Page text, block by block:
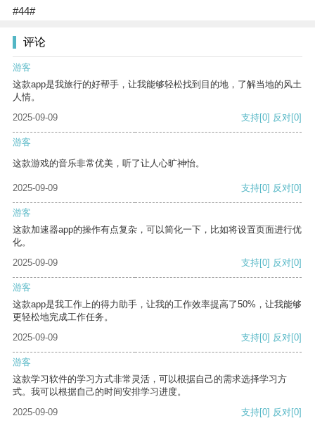
#44#
评论
游客
这款app是我旅行的好帮手，让我能够轻松找到目的地，了解当地的风土
人情。
2025-09-09
支持[0] 反对[0]
游客
这款游戏的音乐非常优美，听了让人心旷神怡。
2025-09-09 支持[0] 反对[0]
游客
这款加速器app的操作有点复杂，可以简化一下，比如将设置页面进行优
化。
2025-09-09
支持[0] 反对[0]
游客
这款app是我工作上的得力助手，让我的工作效率提高了50%，让我能够
更轻松地完成工作任务。
2025-09-09
支持[0] 反对[0]
游客
这款学习软件的学习方式非常灵活，可以根据自己的需求选择学习方
式。我可以根据自己的时间安排学习进度。
2025-09-09
支持[0] 反对[0]